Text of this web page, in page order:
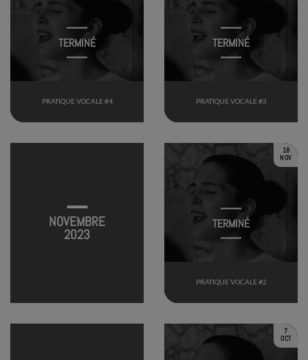
PRATIQUE VOCALE #4
TERMINÉ
PRATIQUE VOCALE #3
TERMINÉ
NOVEMBRE
2023
18
NOV
PRATIQUE VOCALE #2
TERMINÉ
7
OCT